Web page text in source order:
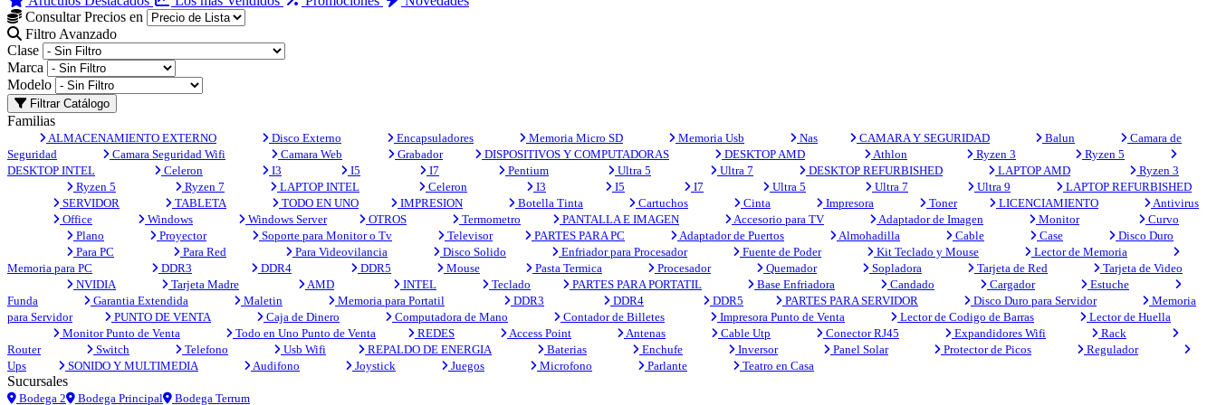
Consultar Precios en
Filtro Avanzado
Clase
Marca
Modelo
Filtrar Catálogo
Familias
ALMACENAMIENTO EXTERNO Disco Externo Encapsuladores Memoria Micro SD Memoria Usb Nas CAMARA Y SEGURIDAD Balun
Camara de
Seguridad
Camara Seguridad Wifi Camara Web Grabador DISPOSITIVOS Y COMPUTADORAS DESKTOP AMD Athlon Ryzen 3
Ryzen 5
DESKTOP INTEL
Celeron I3 I5 I7 Pentium Ultra 5 Ultra 7 DESKTOP REFURBISHED LAPTOP AMD
Ryzen 3
Ryzen 5
Ryzen 7 LAPTOP INTEL Celeron I3 I5 I7 Ultra 5 Ultra 7 Ultra 9
LAPTOP REFURBISHED
SERVIDOR
TABLETA TODO EN UNO IMPRESION Botella Tinta Cartuchos Cinta Impresora Toner LICENCIAMIENTO
Antivirus
Office
Windows Windows Server OTROS Termometro PANTALLA E IMAGEN Accesorio para TV Adaptador de Imagen Monitor
Curvo
Plano
Proyector Soporte para Monitor o Tv Televisor PARTES PARA PC Adaptador de Puertos Almohadilla Cable Case
Disco Duro
Para PC
Para Red Para Videovilancia Disco Solido Enfriador para Procesador Fuente de Poder Kit Teclado y Mouse
Lector de Memoria
Memoria para PC
DDR3 DDR4 DDR5 Mouse Pasta Termica Procesador Quemador Sopladora Tarjeta de Red
Tarjeta de Video
NVIDIA
Tarjeta Madre AMD INTEL Teclado PARTES PARA PORTATIL Base Enfriadora Candado Cargador
Estuche
Funda
Garantia Extendida Maletin Memoria para Portatil DDR3 DDR4 DDR5 PARTES PARA SERVIDOR Disco Duro para Servidor
Memoria
para Servidor
PUNTO DE VENTA Caja de Dinero Computadora de Mano Contador de Billetes Impresora Punto de Venta Lector de Codigo de Barras
Lector de Huella
Monitor Punto de Venta
Todo en Uno Punto de Venta REDES Access Point Antenas Cable Utp Conector RJ45 Expandidores Wifi
Rack
Router
Switch Telefono Usb Wifi REPALDO DE ENERGIA Baterias Enchufe Inversor Panel Solar Protector de Picos
Regulador
Ups
SONIDO Y MULTIMEDIA Audifono Joystick Juegos Microfono Parlante Teatro en Casa
Sucursales
Bodega 2 Bodega Principal Bodega Terrum